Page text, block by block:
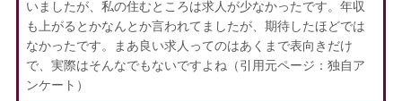
いましたが、私の住むところは求人が少なかったです。年収
も上がるとかなんとか言われてましたが、期待したほどでは
なかったです。まあ良い求人ってのはあくまで表向きだけ
で、実際はそんなでもないですよね（引用元ページ：独自ア
ンケート）